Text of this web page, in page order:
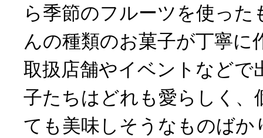
ら季節のフルーツを使っ
んの種類のお菓子が丁寧に
取扱店舗やイベントなどで
子たちはどれも愛らしく、
ても美味しそうなものばか